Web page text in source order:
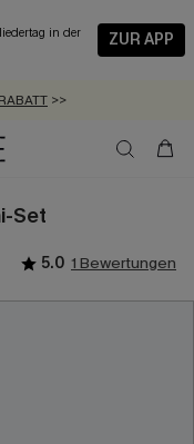
in der
ZUR APP
ARTIKEL >>
>>
ERHALTEN
89 €
Set
5.0 1 Bewertungen